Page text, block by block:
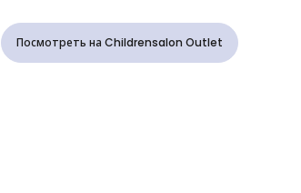
Посмотреть на Childrensalon Outlet